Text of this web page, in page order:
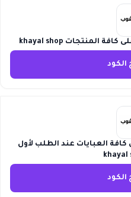
خيال شوب 20% على كافة العبايات عند الطلب لأول